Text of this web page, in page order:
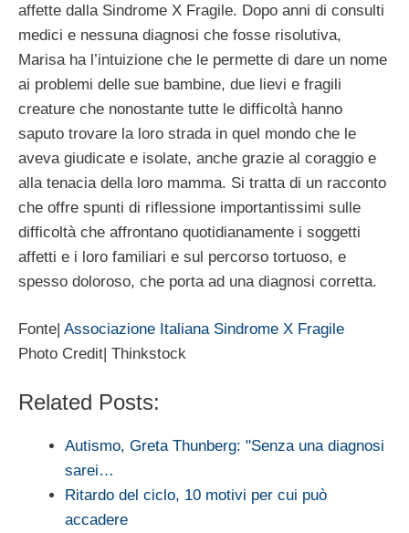
affette dalla Sindrome X Fragile. Dopo anni di consulti
medici e nessuna diagnosi che fosse risolutiva,
Marisa ha l’intuizione che le permette di dare un nome
ai problemi delle sue bambine, due lievi e fragili
creature che nonostante tutte le difficoltà hanno
saputo trovare la loro strada in quel mondo che le
aveva giudicate e isolate, anche grazie al coraggio e
alla tenacia della loro mamma. Si tratta di un racconto
che offre spunti di riflessione importantissimi sulle
difficoltà che affrontano quotidianamente i soggetti
affetti e i loro familiari e sul percorso tortuoso, e
spesso doloroso, che porta ad una diagnosi corretta.
Fonte| Associazione Italiana Sindrome X Fragile
Photo Credit| Thinkstock
Related Posts:
Autismo, Greta Thunberg: "Senza una diagnosi
sarei…
Ritardo del ciclo, 10 motivi per cui può
accadere